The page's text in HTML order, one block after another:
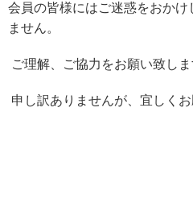
会員の皆様にはご迷惑をおかけ
ません。
ご理解、ご協力をお願い致しま
申し訳ありませんが、宜しくお